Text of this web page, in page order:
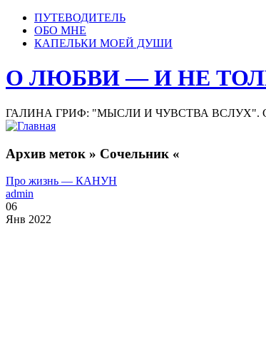
ПУТЕВОДИТЕЛЬ
ОБО МНЕ
КАПЕЛЬКИ МОЕЙ ДУШИ
О ЛЮБВИ — И НЕ
ГАЛИНА ГРИФ: "МЫСЛИ И ЧУВСТВА ВСЛУХ".
Архив меток » Сочельник «
Про жизнь — КАНУН
admin
06
Янв 2022